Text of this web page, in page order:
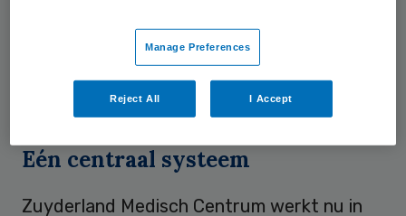
onder andere dat er voor één systeem
gekozen werd voor het beheer van dossiers.
Dat werd deI-FourC Virtual Archive
Eén centraal systeem
Zuyderland Medisch Centrum werkt nu in
Manage Preferences
Reject All I Accept